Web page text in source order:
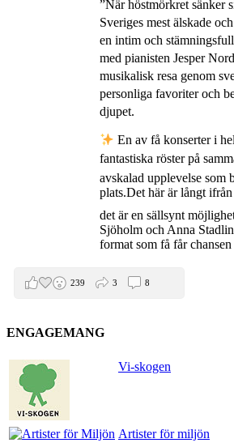
”När höstmörkret sänker
Sveriges mest älskade
en intim och
med pianisten Jesper
musikalisk resa genom
personliga favoriter och
djupet.
En av få konserter i
fantastiska röster på
avskalad upplevelse som
plats.Det här är långt
det är en sällsynt
Sjöholm och Anna
format som få får chansen
239 3 8
Gör som jag - kom dit!!
ENGAGEMANG
Vi-skogen
Artister för miljön